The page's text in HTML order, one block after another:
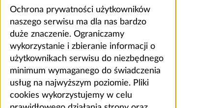
Ochrona prywatności użytkowników
naszego serwisu ma dla nas bardzo
duże znaczenie. Ograniczamy
wykorzystanie i zbieranie informacji o
użytkownikach serwisu do niezbędnego
minimum wymaganego do świadczenia
usług na najwyższym poziomie. Pliki
cookies wykorzystujemy w celu